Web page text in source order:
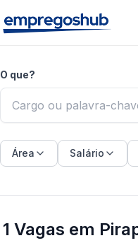
O que?
Área Salário
1 Vagas em